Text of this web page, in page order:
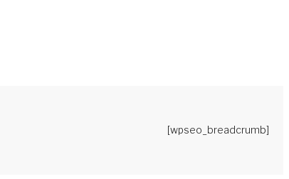
[wpseo_breadcrumb]